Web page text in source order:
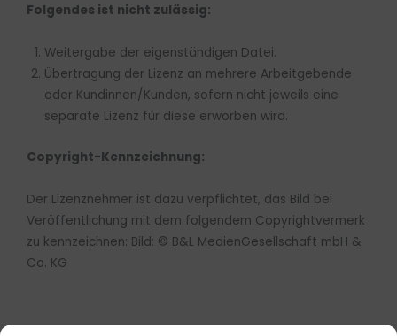
Folgendes ist nicht zulässig:
Weitergabe der eigenständigen Datei.
Übertragung der Lizenz an mehrere Arbeitgebende
oder Kundinnen/Kunden, sofern nicht jeweils eine
separate Lizenz für diese erworben wird.
Copyright-Kennzeichnung:
Der Lizenznehmer ist dazu verpflichtet, das Bild bei
Veröffentlichung mit dem folgendem Copyrightvermerk
zu kennzeichnen: Bild: © B&L MedienGesellschaft mbH &
Co. KG